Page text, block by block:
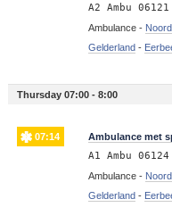
A2 Ambu
Ambulance -
Gelderland-
Thursday 07:00 - 8:00
07:14 Ambulance met
A1 Ambu
Ambulance -
Gelderland-